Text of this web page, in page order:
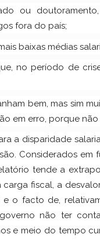
ou
fora do país;
baixas médias
no período de
bem, mas sim
em erro, porque
a disparidade
Considerados em
tende a
fiscal, a
o facto de,
não ter
e meio do tempo